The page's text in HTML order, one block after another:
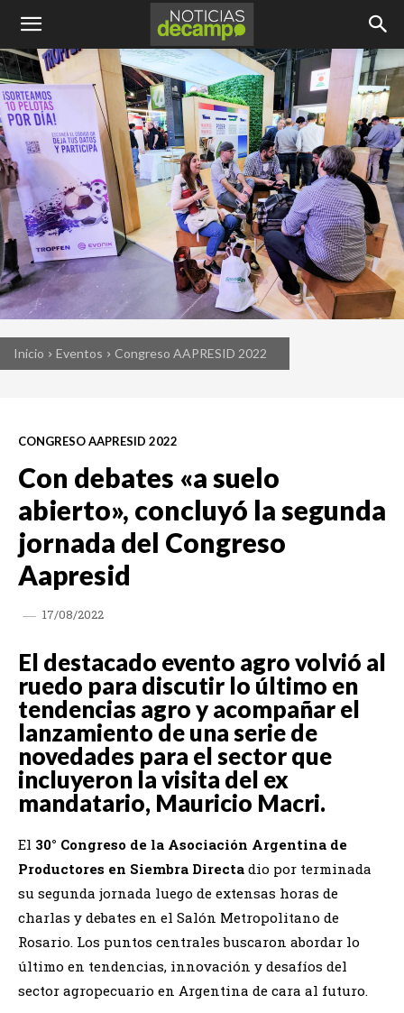
Inicio Eventos Congreso AAPRESID 2022
CONGRESO AAPRESID 2022
Con debates «a suelo
abierto», concluyó la segunda
jornada del Congreso
Aapresid
17/08/2022
El destacado evento agro volvió al
ruedo para discutir lo último en
tendencias agro y acompañar el
lanzamiento de una serie de
novedades para el sector que
incluyeron la visita del ex
mandatario, Mauricio Macri.
El 30° Congreso de la Asociación Argentina de
Productores en Siembra Directa dio por terminada
su segunda jornada luego de extensas horas de
charlas y debates en el Salón Metropolitano de
Rosario. Los puntos centrales buscaron abordar lo
último en tendencias, innovación y desafíos del
sector agropecuario en Argentina de cara al futuro.